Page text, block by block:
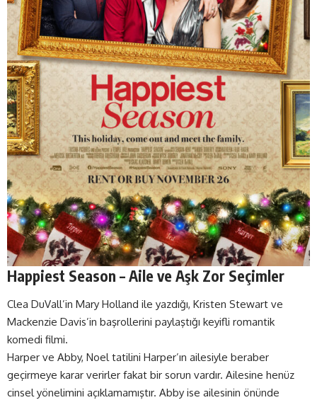
Happiest Season – Aile ve Aşk Zor Seçimler
Clea DuVall’in Mary Holland ile yazdığı, Kristen Stewart ve
Mackenzie Davis’in başrollerini paylaştığı keyifli romantik
komedi filmi.
Harper ve Abby, Noel tatilini Harper’ın ailesiyle beraber
geçirmeye karar verirler fakat bir sorun vardır. Ailesine henüz
cinsel yönelimini açıklamamıştır. Abby ise ailesinin önünde